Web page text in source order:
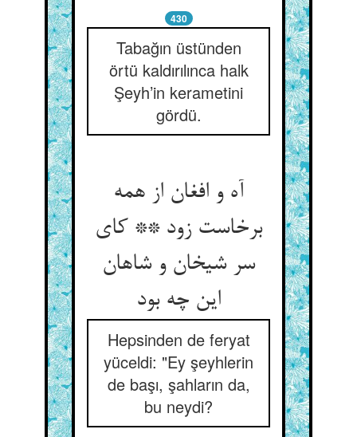
430
Tabağın üstünden
örtü kaldırılınca halk
Şeyh’in kerametini
gördü.
آه و افغان از همه
برخاست زود ** کای
سر شیخان و شاهان
این چه بود
Hepsinden de feryat
yüceldi: "Ey şeyhlerin
de başı, şahların da,
bu neydi?